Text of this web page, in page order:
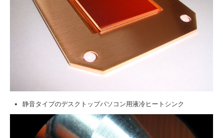
静音タイプのデスクトップパソコン用液冷ヒートシンク